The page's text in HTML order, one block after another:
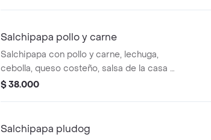
Salchipapa pollo y carne
Salchipapa con pollo y carne, lechuga,
cebolla, queso costeño, salsa de la casa y
tártara.
$ 38.000
Salchipapa pludog